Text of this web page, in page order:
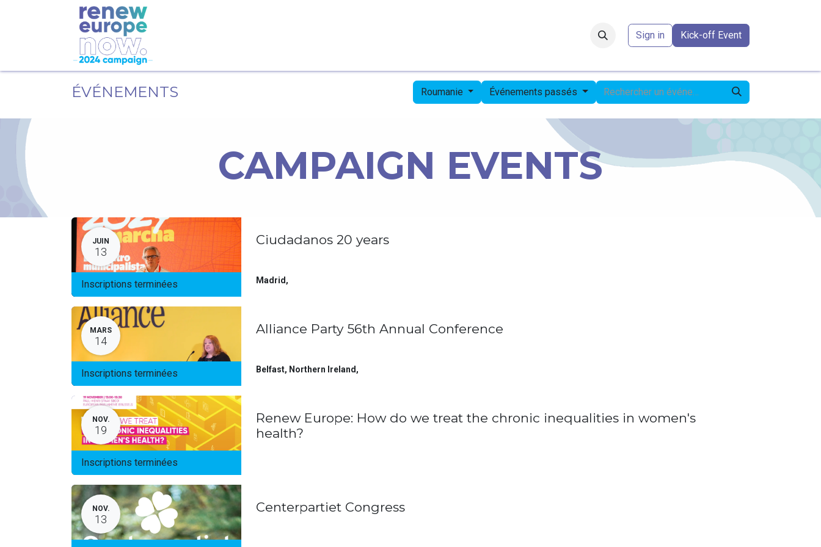
Sign in Kick-off Event
ÉVÉNEMENTS Roumanie Événements passés
CAMPAIGN EVENTS
JUIN
13
Inscriptions terminées
Ciudadanos 20 years
Madrid ,
MARS
14
Inscriptions terminées
Alliance Party 56th Annual Conference
Belfast, Northern Ireland ,
NOV.
19
Inscriptions terminées
Renew Europe: How do we treat the chronic inequalities in women's
health?
NOV.
13
Centerpartiet Congress